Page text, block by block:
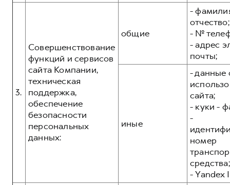
3.
Совершенствование
функций и сервисов
сайта Компании,
техническая
поддержка,
обеспечение
безопасности
персональных
данных:
общие
-
отчество;
- №
- адрес
почты;
иные
- данные
сайта;
- куки -
-
номер
средства;
- Yandex